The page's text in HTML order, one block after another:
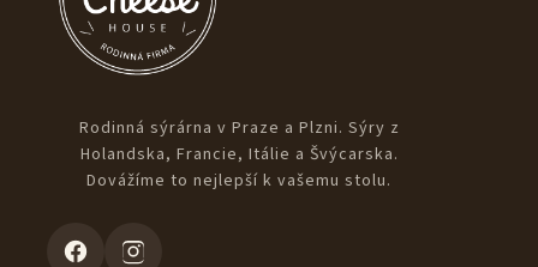
Rodinná sýrárna v Praze a Plzni. Sýry z
Holandska, Francie, Itálie a Švýcarska.
Dovážíme to nejlepší k vašemu stolu.